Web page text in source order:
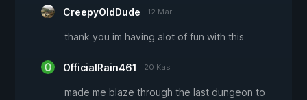
CreepyOldDude 12 Mar
thank you im having alot of fun with this
OfficialRain461 20 Kas
made me blaze through the last dungeon to